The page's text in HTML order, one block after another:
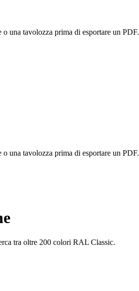
una tavolozza prima di esportare un PDF.
una tavolozza prima di esportare un PDF.
tra oltre 200 colori RAL Classic.